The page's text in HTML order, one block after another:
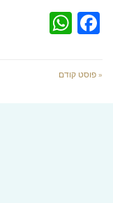
Facebook
« פוסט קודם